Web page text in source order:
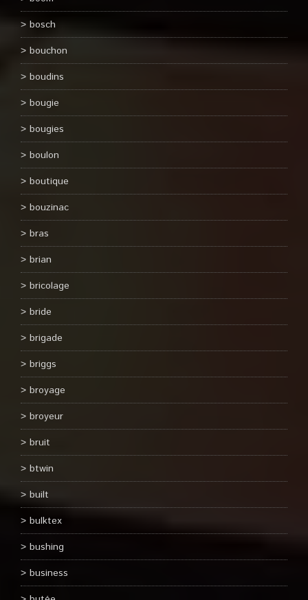
bosch
bouchon
boudins
bougie
bougies
boulon
boutique
bouzinac
bras
brian
bricolage
bride
brigade
briggs
broyage
broyeur
bruit
btwin
built
bulktex
bushing
business